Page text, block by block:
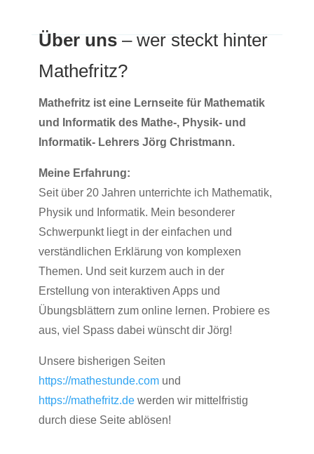
Über uns– wer steckt hinter
Mathefritz?
Mathefritz ist eine Lernseite für Mathematik
und Informatik des Mathe-, Physik- und
Informatik- Lehrers Jörg Christmann.
Meine Erfahrung:
Seit über 20 Jahren unterrichte ich Mathematik,
Physik und Informatik. Mein besonderer
Schwerpunkt liegt in der einfachen und
verständlichen Erklärung von komplexen
Themen. Und seit kurzem auch in der
Erstellung von interaktiven Apps und
Übungsblättern zum online lernen. Probiere es
aus, viel Spass dabei wünscht dir Jörg!
Unsere bisherigen Seiten
https://mathestunde.comund
https://mathefritz.dewerden wir mittelfristig
durch diese Seite ablösen!